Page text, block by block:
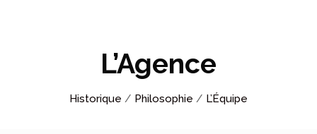
L’Agence
Historique / Philosophie / L’Équipe